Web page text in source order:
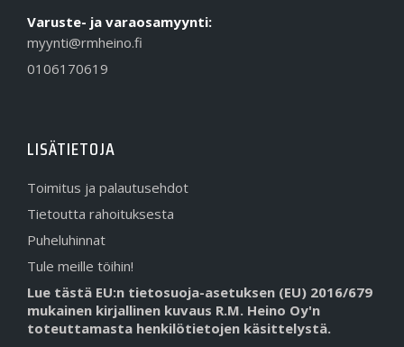
Varuste- ja varaosamyynti:
myynti@rmheino.fi
0106170619
LISÄTIETOJA
Toimitus ja palautusehdot
Tietoutta rahoituksesta
Puheluhinnat
Tule meille töihin!
Lue tästä EU:n tietosuoja-asetuksen (EU) 2016/679
mukainen kirjallinen kuvaus R.M. Heino Oy'n
toteuttamasta henkilötietojen käsittelystä.